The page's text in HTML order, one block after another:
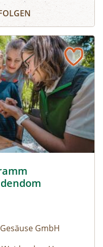
fangen,
erforschen, Honig
Website
buchbar zum
dich zu einem
an
kann auf Anfrage
GmbH